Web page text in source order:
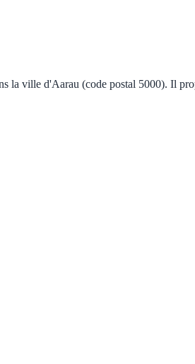
la ville d'Aarau (code postal 5000). Il